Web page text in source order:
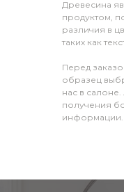
Древесина
продуктом,
различия в
таких как
Перед
образец
нас в
получения
информации.